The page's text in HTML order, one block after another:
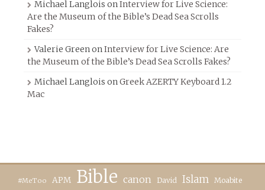
Michael Langlois onInterview for Live Science:
Are the Museum of the Bible’s Dead Sea Scrolls
Fakes?
Valerie GreenonInterview for Live Science: Are
the Museum of the Bible’s Dead Sea Scrolls Fakes?
Michael Langlois onGreek AZERTY Keyboard 1.2
Mac
#MeToo APM Bible canon David Islam Moabite